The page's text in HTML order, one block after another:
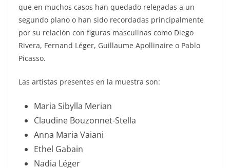
que en muchos casos han quedado relegadas a un
segundo plano o han sido recordadas principalmente
por su relación con figuras masculinas como Diego
Rivera, Fernand Léger, Guillaume Apollinaire o Pablo
Picasso.
Las artistas presentes en la muestra son:
Maria Sibylla Merian
Claudine Bouzonnet-Stella
Anna Maria Vaiani
Ethel Gabain
Nadia Léger